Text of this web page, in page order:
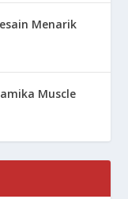
Menarik
Muscle